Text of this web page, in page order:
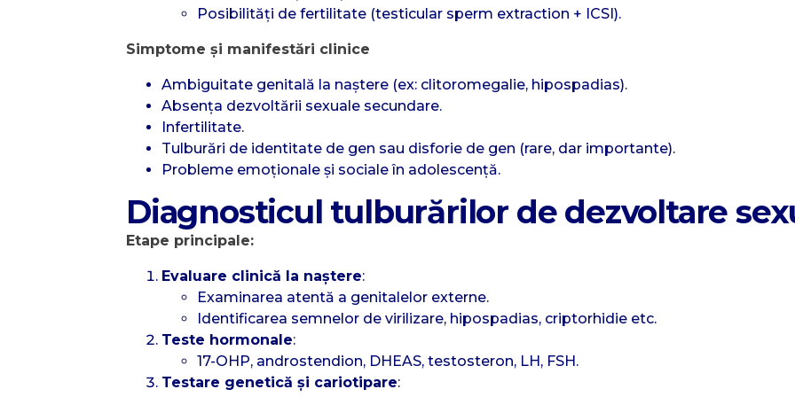
Posibilități de fertilitate (testicular sperm extraction + ICSI).
Simptome și manifestări clinice
Ambiguitate genitală la naștere (ex: clitoromegalie, hipospadias).
Absența dezvoltării sexuale secundare.
Infertilitate.
Tulburări de identitate de gen sau disforie de gen (rare, dar importante).
Probleme emoționale și sociale în adolescență.
Diagnosticul tulburărilor de dezvoltare
Etape principale:
Evaluare clinică la naștere:
Examinarea atentă a genitalelor externe.
Identificarea semnelor de virilizare, hipospadias, criptorhidie etc.
Teste hormonale:
17-OHP, androstendion, DHEAS, testosteron, LH, FSH.
Testare genetică și cariotipare: